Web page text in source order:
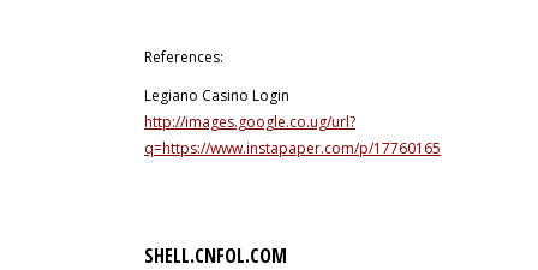
References:
Legiano Casino Login
http://images.google.co.ug/url?
q=https://www.instapaper.com/p/17760165
SHELL.CNFOL.COM